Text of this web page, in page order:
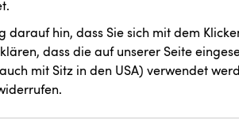
darauf hin, dass Sie sich mit dem
dass die auf unserer Seite
mit Sitz in den USA) verwendet